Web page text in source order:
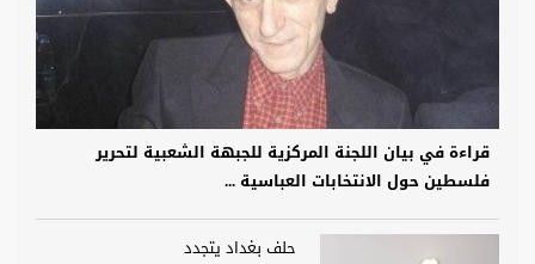
قراءة في بيان اللجنة المركزية للجبهة الشعبية لتحرير
فلسطين حول الانتخابات العباسية ...
حلف بغداد يتجدد